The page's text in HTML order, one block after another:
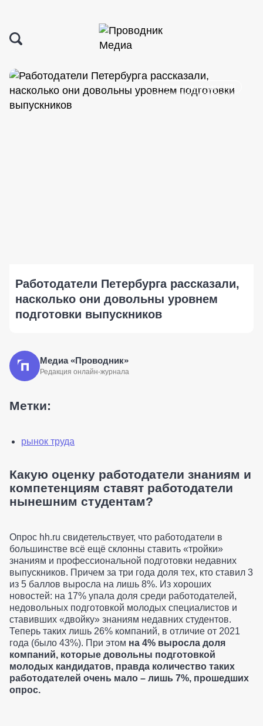
Работодатели Петербурга рассказали,
насколько они довольны уровнем
подготовки выпускников
Медиа «Проводник»
Редакция онлайн-журнала
Метки:
рынок труда
Какую оценку работодатели знаниям и
компетенциям ставят работодатели
нынешним студентам?
Опрос hh.ru свидетельствует, что работодатели в
большинстве всё ещё склонны ставить «тройки»
знаниям и профессиональной подготовки недавних
выпускников. Причем за три года доля тех, кто ставил 3
из 5 баллов выросла на лишь 8%. Из хороших
новостей: на 17% упала доля среди работодателей,
недовольных подготовкой молодых специалистов и
ставивших «двойку» знаниям недавних студентов.
Теперь таких лишь 26% компаний, в отличие от 2021
года (было 43%). При этом на 4% выросла доля
компаний, которые довольны подготовкой
молодых кандидатов, правда количество таких
работодателей очень мало – лишь 7%, прошедших
опрос.